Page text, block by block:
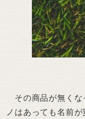
その商品が無くな
ノはあっても名前